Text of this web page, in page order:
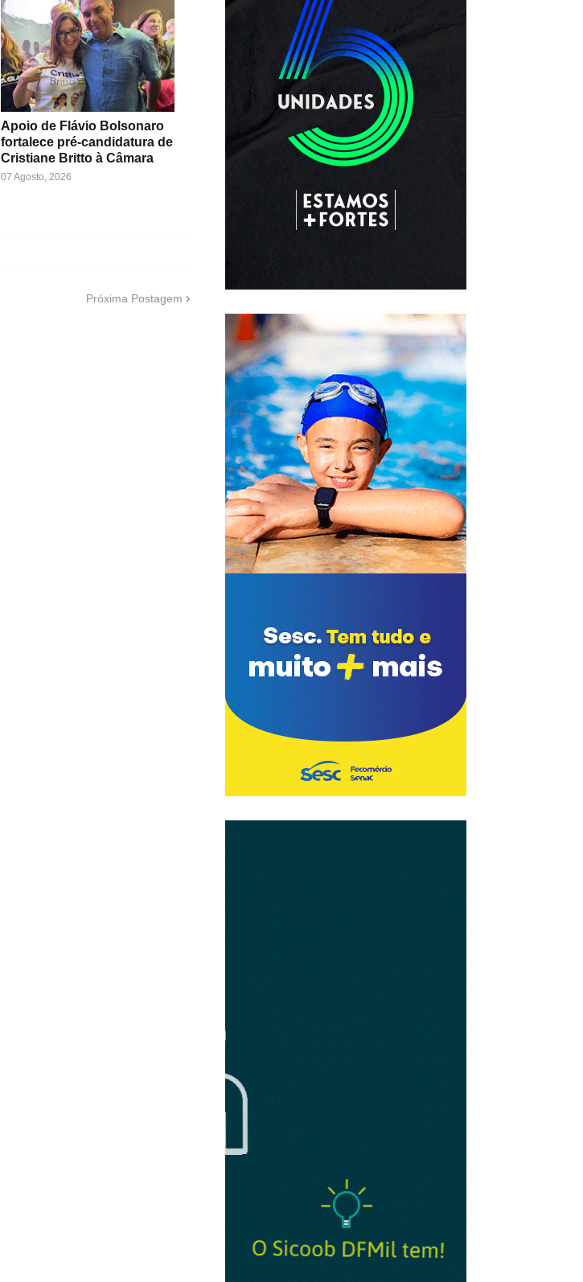
Apoio de Flávio Bolsonaro
fortalece pré-candidatura de
Cristiane Britto à Câmara
07 Agosto, 2026
Próxima Postagem